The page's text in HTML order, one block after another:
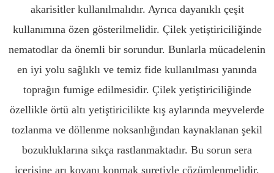
akarisitler kullanılmalıdır. Ayrıca dayanıklı çeşit
kullanımına özen gösterilmelidir. Çilek yetiştiriciliğinde
nematodlar da önemli bir sorundur. Bunlarla mücadelenin
en iyi yolu sağlıklı ve temiz fide kullanılması yanında
toprağın fumige edilmesidir. Çilek yetiştiriciliğinde
özellikle örtü altı yetiştiricilikte kış aylarında meyvelerde
tozlanma ve döllenme noksanlığından kaynaklanan şekil
bozukluklarına sıkça rastlanmaktadır. Bu sorun sera
içerisine arı kovanı konmak suretiyle çözümlenmelidir.